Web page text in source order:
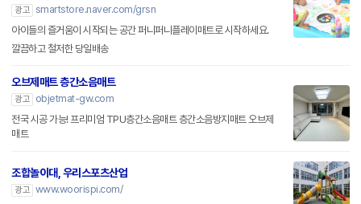
광고
smartstore.naver.com/grsn
아이들의 즐거움이 시작되는 공간 퍼니퍼니플레이매트로 시작하세요.
깔끔하고 철저한 당일배송
오브제매트 층간소음매트
광고
objetmat-gw.com
전국 시공 가능! 프리미엄 TPU층간소음매트 층간소음방지매트 오브제
매트
조합놀이대, 우리스포츠산업
광고
www.woorispi.com/